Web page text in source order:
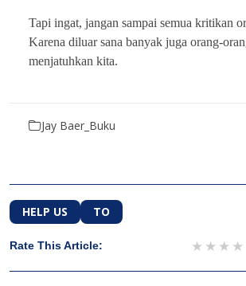
Tapi ingat, jangan sampai semua kritikan
Karena diluar sana banyak juga orang-
menjatuhkan kita.
Jay Baer_Buku
HELP US TO
Rate This Article: 3
2
1 star